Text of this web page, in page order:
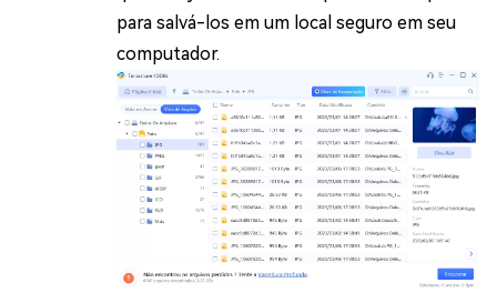
para salvá-los em um local seguro em seu
computador.